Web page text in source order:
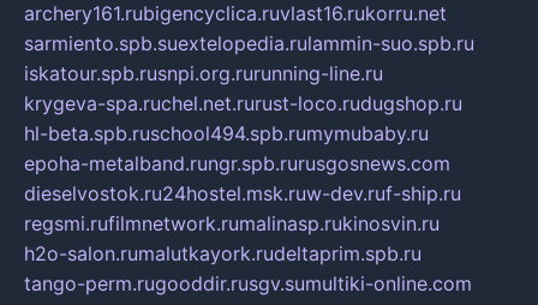
archery161.rubigencyclica.ruvlast16.rukorru.net
sarmiento.spb.suextelopedia.rulammin-suo.spb.ru
iskatour.spb.rusnpi.org.rurunning-line.ru
krygeva-spa.ruchel.net.rurust-loco.rudugshop.ru
hl-beta.spb.ruschool494.spb.rumymubaby.ru
epoha-metalband.rungr.spb.rurusgosnews.com
dieselvostok.ru24hostel.msk.ruw-dev.ruf-ship.ru
regsmi.rufilmnetwork.rumalinasp.rukinosvin.ru
h2o-salon.rumalutkayork.rudeltaprim.spb.ru
tango-perm.rugooddir.rusgv.sumultiki-online.com